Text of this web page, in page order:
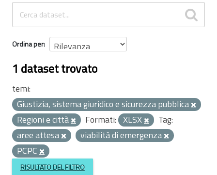
INFORMAZIONI
Ordina per
1 dataset trovato
temi:
Giustizia, sistema giuridico e sicurezza pubblica
Regioni e città
Formati: XLSX
Tag:
aree attesa
viabilità di emergenza
PCPC
RISULTATO DEL FILTRO